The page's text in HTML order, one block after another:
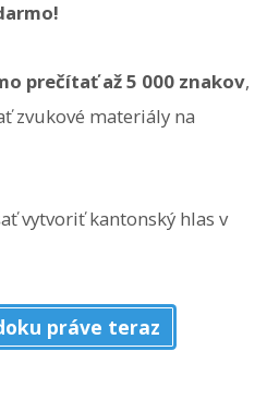
prečítať až 5 000 znakov,
zvukové materiály na
vytvoriť kantonský hlas v
práve teraz